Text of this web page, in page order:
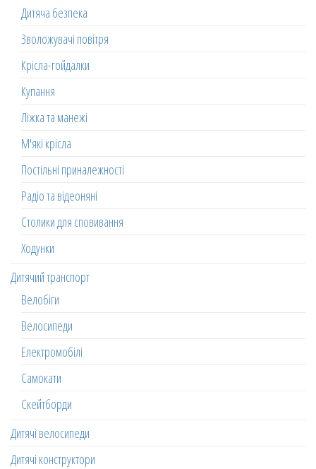
Дитяча безпека
Зволожувачі повітря
Крісла-гойдалки
Купання
Ліжка та манежі
М'які крісла
Постільні приналежності
Радіо та відеоняні
Столики для сповивання
Ходунки
Дитячий транспорт
Велобіги
Велосипеди
Електромобілі
Самокати
Скейтборди
Дитячі велосипеди
Дитячі конструктори